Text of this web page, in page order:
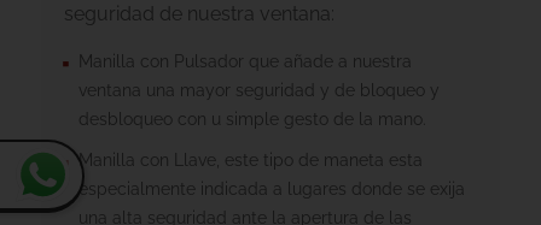
seguridad de nuestra ventana:
Manilla con Pulsador que añade a nuestra
ventana una mayor seguridad y de bloqueo y
desbloqueo con u simple gesto de la mano.
Manilla con Llave, este tipo de maneta esta
especialmente indicada a lugares donde se exija
una alta seguridad ante la apertura de las